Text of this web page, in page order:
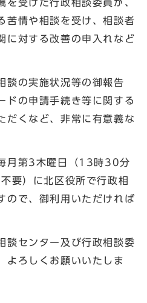
を受けた行政相談委員が、
苦情や相談を受け、相談者
に対する改善の申入れなど
の実施状況等の御報告
ドの申請手続き等に関する
だくなど、非常に有意義な
月第3木曜日（13時30分
要）に北区役所で行政相
ので、御利用いただければ
センター及び行政相談委
よろしくお願いいたしま